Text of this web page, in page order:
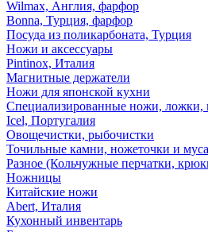
Wilmax, Англия, фарфор
Bonna, Турция, фарфор
Посуда из поликарбоната, Турция
Ножи и аксессуары
Pintinox, Италия
Магнитные держатели
Ножи для японской кухни
Специализированные ножи, ложки,
Icel, Португалия
Овощечистки, рыбочистки
Точильные камни, ножеточки и
Разное (Кольчужные перчатки,
Ножницы
Китайские ножи
Abert, Италия
Кухонный инвентарь